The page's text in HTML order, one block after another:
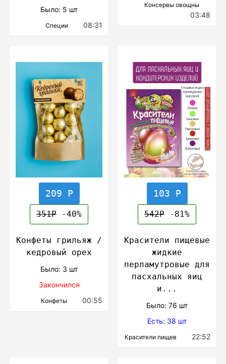
Было: 5 шт
Специи 08:31
Консервы овощны
03:48
209 Р
351Р -40%
Конфеты грильяж /
кедровый орех
Было: 3 шт
Закончился
Конфеты 00:55
103 Р
542Р -81%
Красители пищевые
жидкие
перламутровые для
пасхальных яиц
и...
Было: 76 шт
Есть: 38 шт
Красители пищев 22:52